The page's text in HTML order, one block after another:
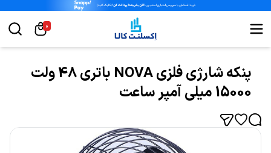
0
پنکه شارژی فلزی NOVA باتری 48 ولت
15000 میلی آمپر ساعت